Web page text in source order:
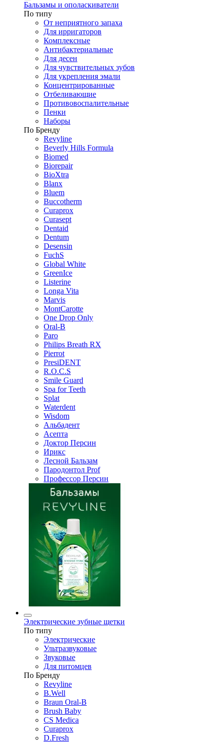
Бальзамы и ополаскиватели
По типу
От неприятного запаха
Для ирригаторов
Комплексные
Антибактериальные
Для десен
Для чувствительных зубов
Для укрепления эмали
Концентрированные
Отбеливающие
Противовоспалительные
Пенки
Наборы
По Бренду
Revyline
Beverly Hills Formula
Biomed
Biorepair
BioXtra
Blanx
Bluem
Buccotherm
Curaprox
Curasept
Dentaid
Dentum
Desensin
FuchS
Global White
GreenIce
Listerine
Longa Vita
Marvis
MontCarotte
One Drop Only
Oral-B
Paro
Philips Breath RX
Pierrot
PresiDENT
R.O.C.S
Smile Guard
Spa for Teeth
Splat
Waterdent
Wisdom
Альбадент
Асепта
Доктор Персин
Ирикс
Лесной Бальзам
Пародонтол Prof
Профессор Персин
Электрические зубные щетки
По типу
Электрические
Ультразвуковые
Звуковые
Для питомцев
По Бренду
Revyline
B.Well
Braun Oral-B
Brush Baby
CS Medica
Curaprox
D.Fresh